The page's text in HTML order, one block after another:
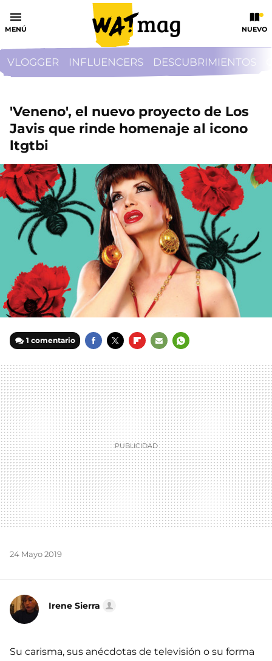
MENÚ NUEVO
VLOGGER INFLUENCERS DESCUBRIMIENTOS
'Veneno', el nuevo proyecto de Los
Javis que rinde homenaje al icono
ltgtbi
1 comentario
MAIL
24 Mayo 2019
Irene Sierra
Su carisma, sus anécdotas de televisión o su forma